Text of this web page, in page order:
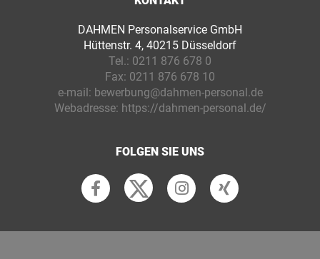
DAHMEN Personalservice GmbH
Hüttenstr. 4, 40215 Düsseldorf
Tel.: 0211 876 678 0
Fax: 0211 876 678 10
e-mail: bewerbung@dahmen-personal.de
Webadresse: https://dahmen-personal.de/
FOLGEN SIE UNS